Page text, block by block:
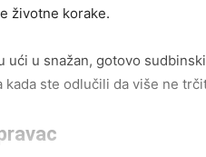
životne korake.
ući u snažan, gotovo
kada ste odlučili da više ne